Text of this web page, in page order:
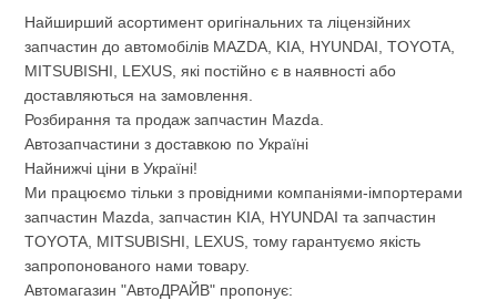
Найширший асортимент оригінальних та ліцензійних
запчастин до автомобілів MAZDA, KIA, HYUNDAI, TOYOTA,
MITSUBISHI, LEXUS, які постійно є в наявності або
доставляються на замовлення.
Розбирання та продаж запчастин Mazda.
Автозапчастини з доставкою по Україні
Найнижчі ціни в Україні!
Ми працюємо тільки з провідними компаніями-імпортерами
запчастин Mazda, запчастин KIA, HYUNDAI та запчастин
TOYOTA, MITSUBISHI, LEXUS, тому гарантуємо якість
запропонованого нами товару.
Автомагазин "АвтоДРАЙВ" пропонує: